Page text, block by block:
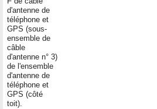
d'antenne de
téléphone et
GPS (sous-
ensemble de
câble
d'antenne n° 3)
de l'ensemble
d'antenne de
téléphone et
GPS (côté
toit).